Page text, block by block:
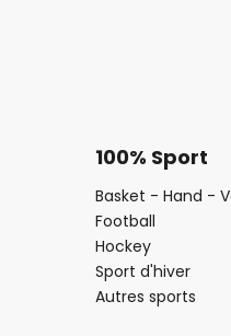
100% Sport
Basket - Hand -
Football
Hockey
Sport d'hiver
Autres sports